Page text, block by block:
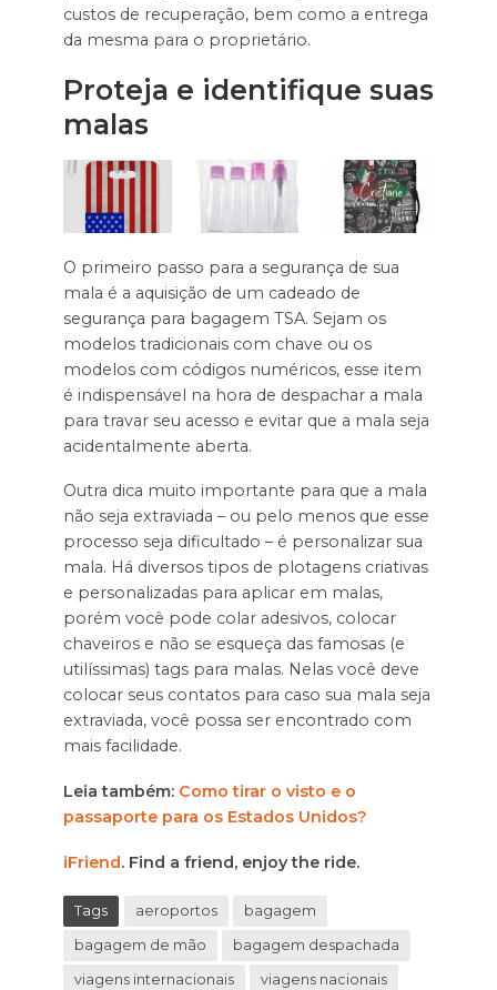
custos de recuperação, bem como a entrega
da mesma para o proprietário.
Proteja e identifique suas
malas
O primeiro passo para a segurança de sua
mala é a aquisição de um cadeado de
segurança para bagagem TSA. Sejam os
modelos tradicionais com chave ou os
modelos com códigos numéricos, esse item
é indispensável na hora de despachar a mala
para travar seu acesso e evitar que a mala seja
acidentalmente aberta.
Outra dica muito importante para que a mala
não seja extraviada – ou pelo menos que esse
processo seja dificultado – é personalizar sua
mala. Há diversos tipos de plotagens criativas
e personalizadas para aplicar em malas,
porém você pode colar adesivos, colocar
chaveiros e não se esqueça das famosas (e
utilíssimas) tags para malas. Nelas você deve
colocar seus contatos para caso sua mala seja
extraviada, você possa ser encontrado com
mais facilidade.
Leia também: Como tirar o visto e o
passaporte para os Estados Unidos?
iFriend. Find a friend, enjoy the ride.
Tags aeroportos bagagem
bagagem de mão bagagem despachada
viagens internacionais viagens nacionais